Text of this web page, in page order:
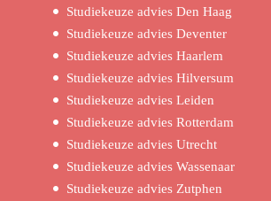
Studiekeuze advies Den Haag
Studiekeuze advies Deventer
Studiekeuze advies Haarlem
Studiekeuze advies Hilversum
Studiekeuze advies Leiden
Studiekeuze advies Rotterdam
Studiekeuze advies Utrecht
Studiekeuze advies Wassenaar
Studiekeuze advies Zutphen